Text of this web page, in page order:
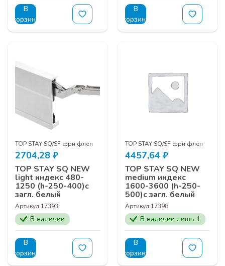
В
корзину
В
корзину
TOP STAY SQ/SF фри флеп
2704,28 ₽
TOP STAY SQ NEW
light индекс 480-
1250 (h-250-400)с
загл. белый
Артикул:17393
В наличии
В
корзину
TOP STAY SQ/SF фри флеп
4457,64 ₽
TOP STAY SQ NEW
medium индекс
1600-3600 (h-250-
500)с загл. белый
Артикул:17398
В наличии лишь 1
В
корзину